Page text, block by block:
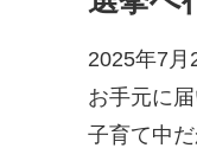
2025年7月
お手元に
子育て中